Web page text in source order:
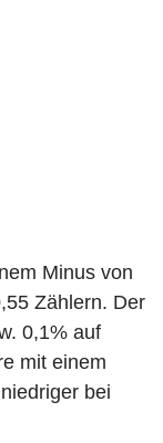
Minus von
Zählern. Der
0,1% auf
mit einem
bei